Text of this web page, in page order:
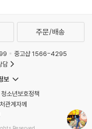
주문/배송
중고샵 1566-4295
담
보
청소년보호정책
관계자께